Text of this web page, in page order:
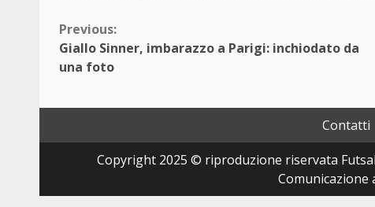
Continue
Reading
Previous:
Giallo Sinner, imbarazzo a Parigi: inchiodato da
una foto
Contatti
Copyright 2025 © riproduzione riservata
Comunicazione